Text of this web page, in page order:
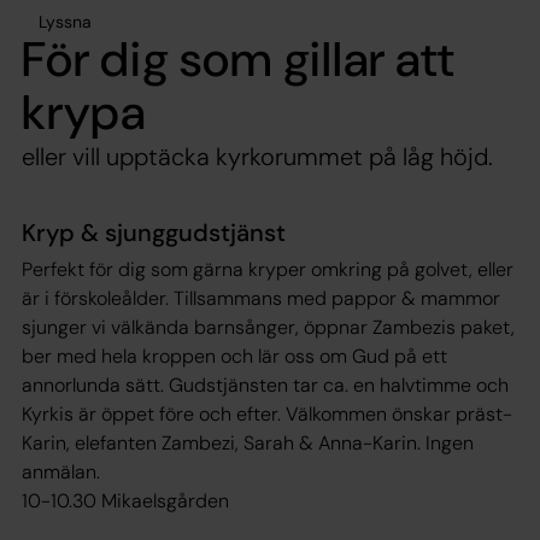
Lyssna
För dig som gillar att
krypa
eller vill upptäcka kyrkorummet på låg höjd.
Kryp & sjunggudstjänst
Perfekt för dig som gärna kryper omkring på golvet, eller
är i förskoleålder. Tillsammans med pappor & mammor
sjunger vi välkända barnsånger, öppnar Zambezis paket,
ber med hela kroppen och lär oss om Gud på ett
annorlunda sätt. Gudstjänsten tar ca. en halvtimme och
Kyrkis är öppet före och efter. Välkommen önskar präst-
Karin, elefanten Zambezi, Sarah & Anna-Karin. Ingen
anmälan.
10-10.30 Mikaelsgården